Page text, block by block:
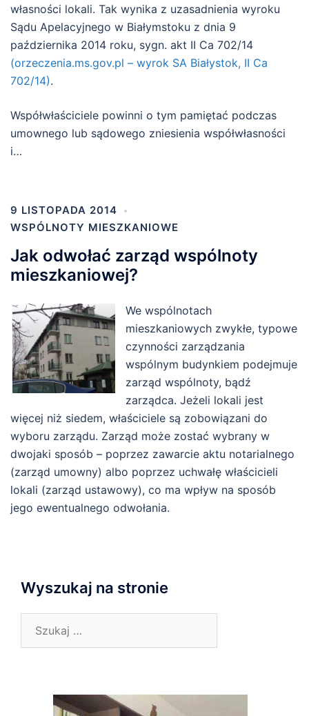
własności lokali. Tak wynika z uzasadnienia wyroku
Sądu Apelacyjnego w Białymstoku z dnia 9
października 2014 roku, sygn. akt II Ca 702/14
(orzeczenia.ms.gov.pl – wyrok SA Białystok, II Ca
702/14).
Współwłaściciele powinni o tym pamiętać podczas
umownego lub sądowego zniesienia współwłasności
i…
9 LISTOPADA 2014
WSPÓLNOTY MIESZKANIOWE
Jak odwołać zarząd wspólnoty
mieszkaniowej?
We wspólnotach
mieszkaniowych zwykłe, typowe
czynności zarządzania
wspólnym budynkiem podejmuje
zarząd wspólnoty, bądź
zarządca. Jeżeli lokali jest
więcej niż siedem, właściciele są zobowiązani do
wyboru zarządu. Zarząd może zostać wybrany w
dwojaki sposób – poprzez zawarcie aktu notarialnego
(zarząd umowny) albo poprzez uchwałę właścicieli
lokali (zarząd ustawowy), co ma wpływ na sposób
jego ewentualnego odwołania.
Wyszukaj na stronie